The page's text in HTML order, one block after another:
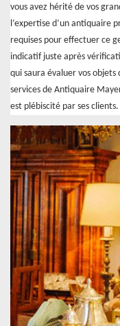
vous avez hérité de vos
l’expertise d’un antiquaire
requises pour effectuer ce
indicatif juste après
qui saura évaluer vos objets
services de Antiquaire
est plébiscité par ses clients.